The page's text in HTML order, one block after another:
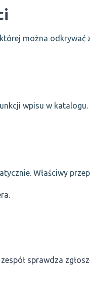
można odkrywać
wpisu w katalogu.
Właściwy
sprawdza